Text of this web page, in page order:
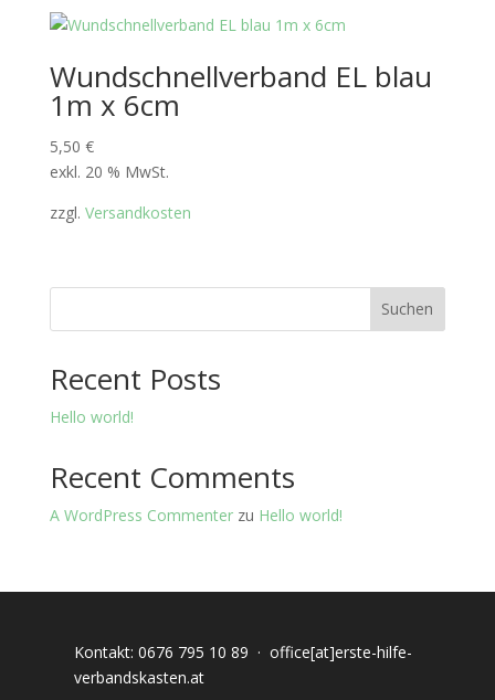
Wundschnellverband EL blau
1m x 6cm
5,50 €
exkl. 20 % MwSt.
zzgl. Versandkosten
Suchen
Recent Posts
Hello world!
Recent Comments
A WordPress Commenterzu Hello world!
Kontakt: 0676 795 10 89 · office[at]erste-hilfe-
verbandskasten.at